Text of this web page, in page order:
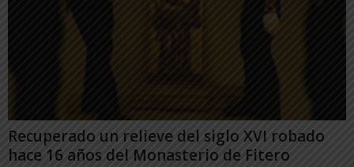
Recuperado un relieve del siglo XVI robado
hace 16 años del Monasterio de Fitero